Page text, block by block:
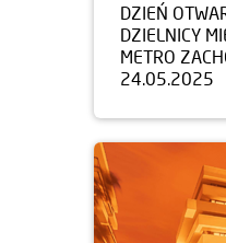
DZIEŃ
DZIELNICY
METRO
24.05.2025